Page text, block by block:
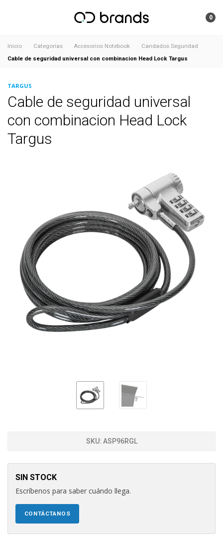
0
Inicio Categorías Accesorios Notebook
Candados Seguridad
Cable de seguridad universal con combinacion Head Lock Targus
TARGUS
Cable de seguridad universal
con combinacion Head Lock
Targus
SKU: ASP96RGL
SIN STOCK
Escríbenos para saber cuándo llega.
CONTÁCTANOS